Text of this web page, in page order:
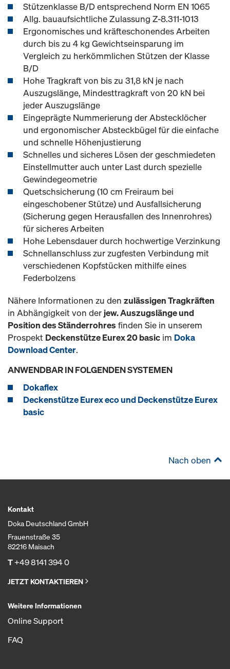
Stützenklasse B/D entsprechend Norm EN 1065
Allg. bauaufsichtliche Zulassung Z-8.311-1013
Ergonomisches und kräfteschonendes Arbeiten
durch bis zu 4 kg Gewichtseinsparung im
Vergleich zu herkömmlichen Stützen der Klasse
B/D
Hohe Tragkraft von bis zu 31,8 kN je nach
Auszugslänge, Mindesttragkraft von 20 kN bei
jeder Auszugslänge
Eingeprägte Nummerierung der Abstecklöcher
und ergonomischer Absteckbügel für die einfache
und schnelle Höhenjustierung
Schnelles und sicheres Lösen der geschmiedeten
Einstellmutter auch unter Last durch spezielle
Gewindegeometrie
Quetschsicherung (10 cm Freiraum bei
eingeschobener Stütze) und Ausfallsicherung
(Sicherung gegen Herausfallen des Innenrohres)
für sicheres Arbeiten
Hohe Lebensdauer durch hochwertige Verzinkung
Schnellanschluss zur zugfesten Verbindung mit
verschiedenen Kopfstücken mithilfe eines
Federbolzens
Nähere Informationen zu den zulässigen Tragkräften
in Abhängigkeit von der jew. Auszugslänge und
Position des Ständerrohres finden Sie in unserem
Prospekt Deckenstütze Eurex 20 basic im Doka
Download Center.
ANWENDBAR IN FOLGENDEN SYSTEMEN
Dokaflex
Deckenstütze Eurex eco und Deckenstütze Eurex
basic
Nach oben
Kontakt
Doka Deutschland GmbH
Frauenstraße 35
82216 Maisach
T+49 8141 394 0
JETZT KONTAKTIEREN
Weitere Informationen
Online Support
FAQ